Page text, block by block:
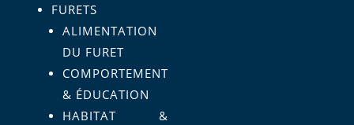
FURETS
ALIMENTATION
DU FURET
COMPORTEMENT
& ÉDUCATION
HABITAT &